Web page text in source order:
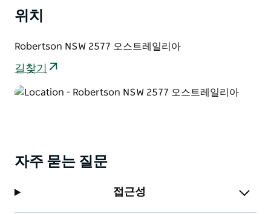
유로운 피크닉 점심을 즐겨보세요.
시드니에서 당일치기 여행으로 공원을 방문하거나 주말
설 중 한 곳에 머물면서 관광을 즐길 수도 있습니다.
위치
Robertson NSW 2577 오스트레일리아
길찾기
자주 묻는 질문
접근성